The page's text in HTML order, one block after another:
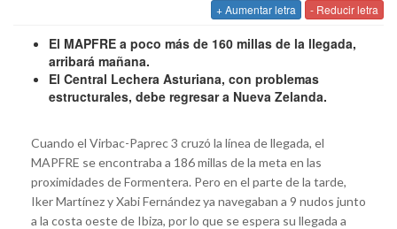
+ Aumentar letra - Reducir letra
El MAPFRE a poco más de 160 millas de la llegada,
arribará mañana.
El Central Lechera Asturiana, con problemas
estructurales, debe regresar a Nueva Zelanda.
Cuando el Virbac-Paprec 3 cruzó la línea de llegada, el
MAPFRE se encontraba a 186 millas de la meta en las
proximidades de Formentera. Pero en el parte de la tarde,
Iker Martínez y Xabi Fernández ya navegaban a 9 nudos junto
a la costa oeste de Ibiza, por lo que se espera su llegada a